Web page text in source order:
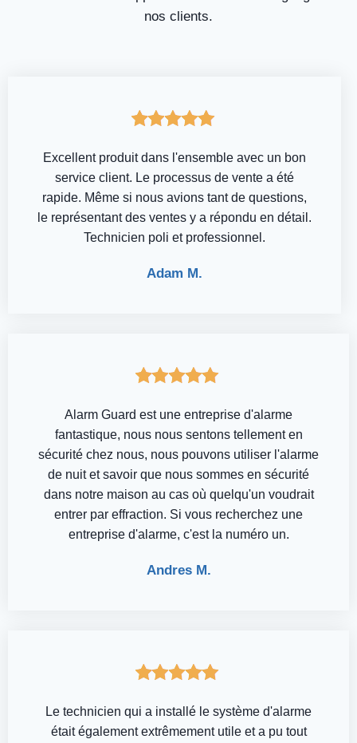
nos clients.
Excellent produit dans l'ensemble avec un bon
service client. Le processus de vente a été
rapide. Même si nous avions tant de questions,
le représentant des ventes y a répondu en détail.
Technicien poli et professionnel.
Adam M.
Alarm Guard est une entreprise d'alarme
fantastique, nous nous sentons tellement en
sécurité chez nous, nous pouvons utiliser l'alarme
de nuit et savoir que nous sommes en sécurité
dans notre maison au cas où quelqu'un voudrait
entrer par effraction. Si vous recherchez une
entreprise d'alarme, c'est la numéro un.
Andres M.
Le technicien qui a installé le système d'alarme
était également extrêmement utile et a pu tout